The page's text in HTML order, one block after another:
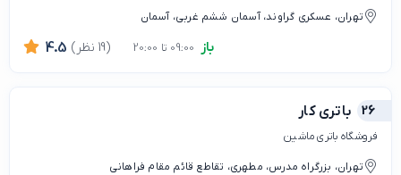
تهران، عسکری گراوند، آسمان ششم غربی، آسمان
باز 4.5 (19 نظر)
26 باتری کار
فروشگاه باتری ماشین
تهران، بزرگراه مدرس، مطهری، تقاطع قائم مقام فراهانی